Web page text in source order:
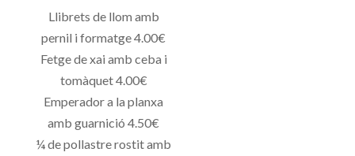
Llibrets de llom amb
pernil i formatge 4.00€
Fetge de xai amb ceba i
tomàquet 4.00€
Emperador a la planxa
amb guarnició 4.50€
¼ de pollastre rostit amb